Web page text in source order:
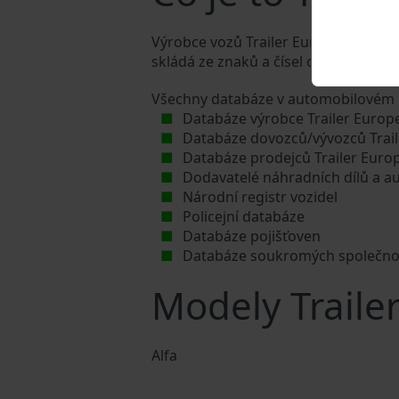
Výrobce vozů Trailer Europe
skládá ze znaků a čísel o celkové
Všechny databáze v
Databáze výrobce Trailer
Databáze dovozců/vývozců
Databáze prodejců Trailer
Dodavatelé náhradních dílů a
Národní registr vozidel
Policejní databáze
Databáze pojišťoven
Databáze soukromých
Modely
Alfa